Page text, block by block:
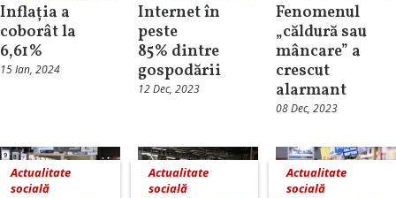
Inflația a
coborât la
6,61%
15 Ian, 2024
Internet în
peste
85% dintre
gospodării
12 Dec, 2023
Fenomenul
„căldură sau
mâncare” a
crescut
alarmant
08 Dec, 2023
Actualitate
socială
Actualitate
socială
Actualitate
socială